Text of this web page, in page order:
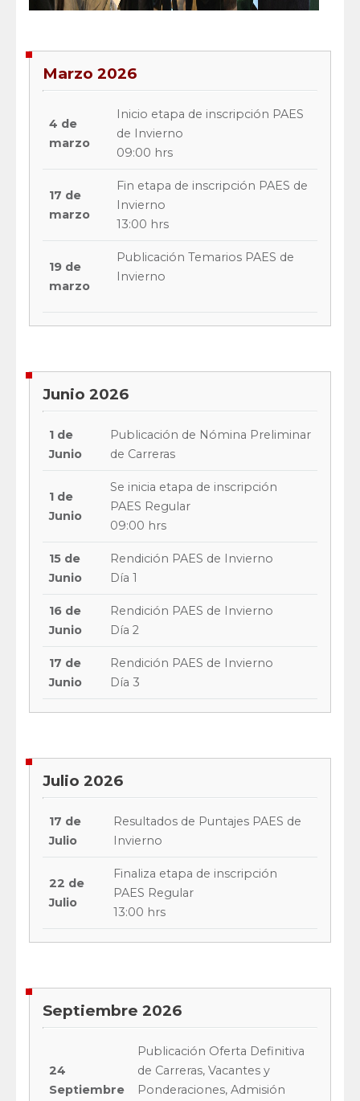
Marzo 2026
4 de
marzo
Inicio etapa de inscripción PAES
de Invierno
09:00 hrs
17 de
marzo
Fin etapa de inscripción PAES de
Invierno
13:00 hrs
19 de
marzo
Publicación Temarios PAES de
Invierno
Junio 2026
1 de
Junio
Publicación de Nómina Preliminar
de Carreras
1 de
Junio
Se inicia etapa de inscripción
PAES Regular
09:00 hrs
15 de
Junio
Rendición PAES de Invierno
Día 1
16 de
Junio
Rendición PAES de Invierno
Día 2
17 de
Junio
Rendición PAES de Invierno
Día 3
Julio 2026
17 de
Julio
Resultados de Puntajes PAES de
Invierno
22 de
Julio
Finaliza etapa de inscripción
PAES Regular
13:00 hrs
Septiembre 2026
24
Septiembre
Publicación Oferta Definitiva
de Carreras, Vacantes y
Ponderaciones, Admisión